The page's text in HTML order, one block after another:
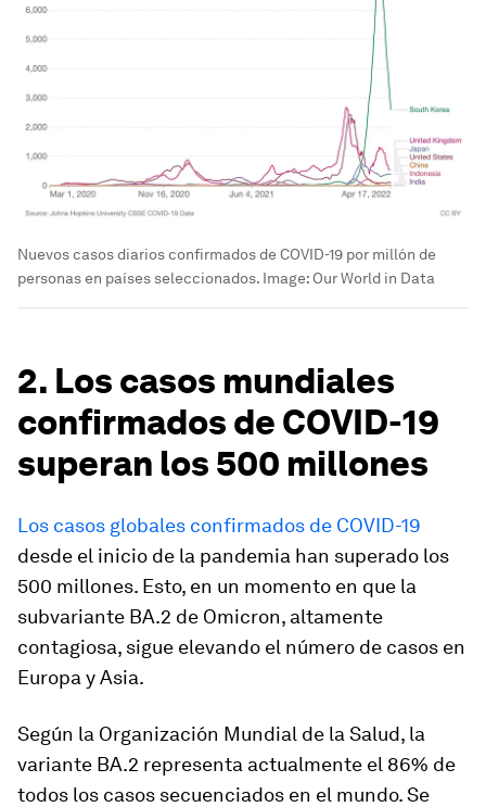
Nuevos casos diarios confirmados de COVID-19 por millón de
personas en países seleccionados. Image: Our World in Data
2. Los casos mundiales
confirmados de COVID-19
superan los 500 millones
Los casos globales confirmados de COVID-19
desde el inicio de la pandemia han superado los
500 millones. Esto, en un momento en que la
subvariante BA.2 de Omicron, altamente
contagiosa, sigue elevando el número de casos en
Europa y Asia.
Según la Organización Mundial de la Salud, la
variante BA.2 representa actualmente el 86% de
todos los casos secuenciados en el mundo. Se